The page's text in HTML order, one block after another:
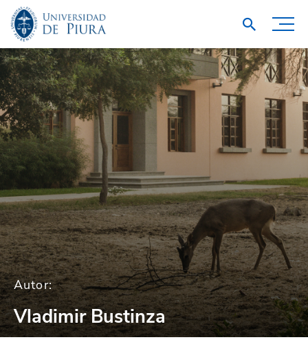
Autor:
Vladimir Bustinza